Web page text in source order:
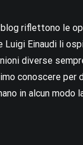
riflettono le
Luigi Einaudi li
diverse
conoscere per
in alcun modo